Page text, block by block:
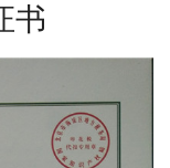
书